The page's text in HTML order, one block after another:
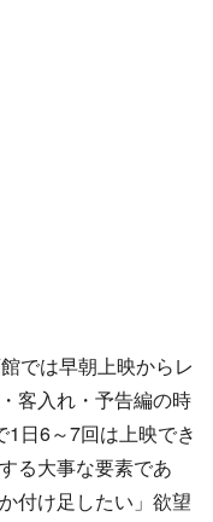
では早朝上映からレ
客入れ・予告編の時
日6～7回は上映でき
る大事な要素であ
付け足したい」欲望